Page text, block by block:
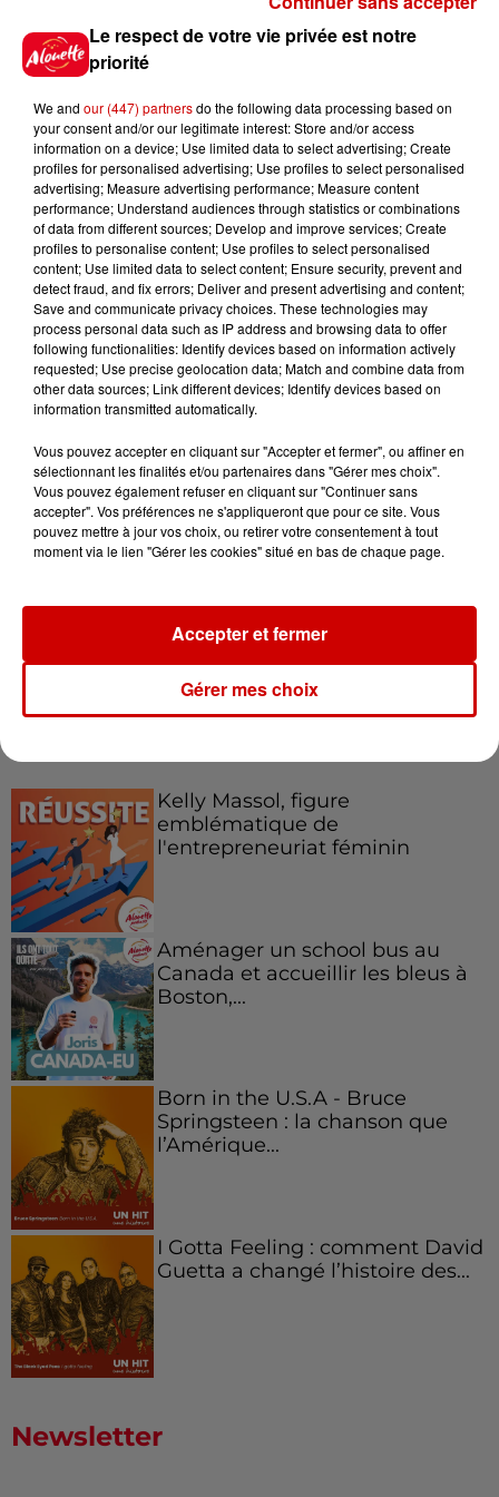
Jeux Voir plus
Gagnez vos places pour le
festival Marché Gourmand 2026
à Coulon !
Le Duel - Gagnez vos entrées
pour l'un des zoos de nos
régions !
Destination Vacances - Gagnez
votre séjour en famille au cœur
de la...
Destination Vacances : inscrivez-
Kelly Massol, figure
emblématique de
l'entrepreneuriat féminin
Aménager un school bus au
Canada et accueillir les bleus à
Boston,...
Born in the U.S.A - Bruce
Springsteen : la chanson que
l’Amérique...
I Gotta Feeling : comment David
Guetta a changé l’histoire des...
Newsletter
Le respect de votre vie privée est notre
priorité
We and our (447) partnersdo the following data processing based on
your consent and/or our legitimate interest: Store and/or access
information on a device; Use limited data to select advertising; Create
profiles for personalised advertising; Use profiles to select personalised
advertising; Measure advertising performance; Measure content
performance; Understand audiences through statistics or combinations
of data from different sources; Develop and improve services; Create
profiles to personalise content; Use profiles to select personalised
content; Use limited data to select content; Ensure security, prevent and
detect fraud, and fix errors; Deliver and present advertising and content;
Save and communicate privacy choices. These technologies may
process personal data such as IP address and browsing data to offer
following functionalities: Identify devices based on information actively
requested; Use precise geolocation data; Match and combine data from
other data sources; Link different devices; Identify devices based on
information transmitted automatically.
Vous pouvez accepter en cliquant sur "Accepter et fermer", ou affiner en
sélectionnant les finalités et/ou partenaires dans "Gérer mes choix".
Vous pouvez également refuser en cliquant sur "Continuer sans
accepter". Vos préférences ne s'appliqueront que pour ce site. Vous
pouvez mettre à jour vos choix, ou retirer votre consentement à tout
moment via le lien "Gérer les cookies" situé en bas de chaque page.
Gérer mes choix
Accepter et fermer